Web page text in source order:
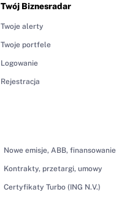
Nowe emisje, ABB, finansowanie
Kontrakty, przetargi, umowy
Certyfikaty Turbo (ING N.V.)
Twój Biznesradar
Twoje alerty
Twoje portfele
Logowanie
Rejestracja